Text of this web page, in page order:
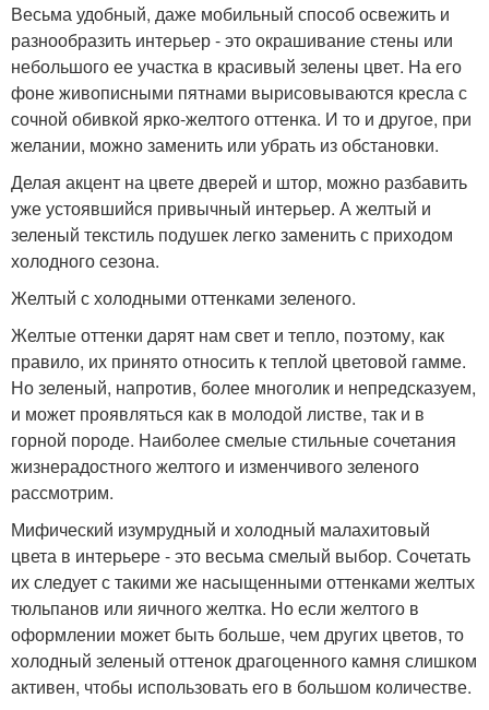
Весьма удобный, даже мобильный способ освежить и
разнообразить интерьер - это окрашивание стены или
небольшого ее участка в красивый зелены цвет. На его
фоне живописными пятнами вырисовываются кресла с
сочной обивкой ярко-желтого оттенка. И то и другое, при
желании, можно заменить или убрать из обстановки.
Делая акцент на цвете дверей и штор, можно разбавить
уже устоявшийся привычный интерьер. А желтый и
зеленый текстиль подушек легко заменить с приходом
холодного сезона.
Желтый с холодными оттенками зеленого.
Желтые оттенки дарят нам свет и тепло, поэтому, как
правило, их принято относить к теплой цветовой гамме.
Но зеленый, напротив, более многолик и непредсказуем,
и может проявляться как в молодой листве, так и в
горной породе. Наиболее смелые стильные сочетания
жизнерадостного желтого и изменчивого зеленого
рассмотрим.
Мифический изумрудный и холодный малахитовый
цвета в интерьере - это весьма смелый выбор. Сочетать
их следует с такими же насыщенными оттенками желтых
тюльпанов или яичного желтка. Но если желтого в
оформлении может быть больше, чем других цветов, то
холодный зеленый оттенок драгоценного камня слишком
активен, чтобы использовать его в большом количестве.